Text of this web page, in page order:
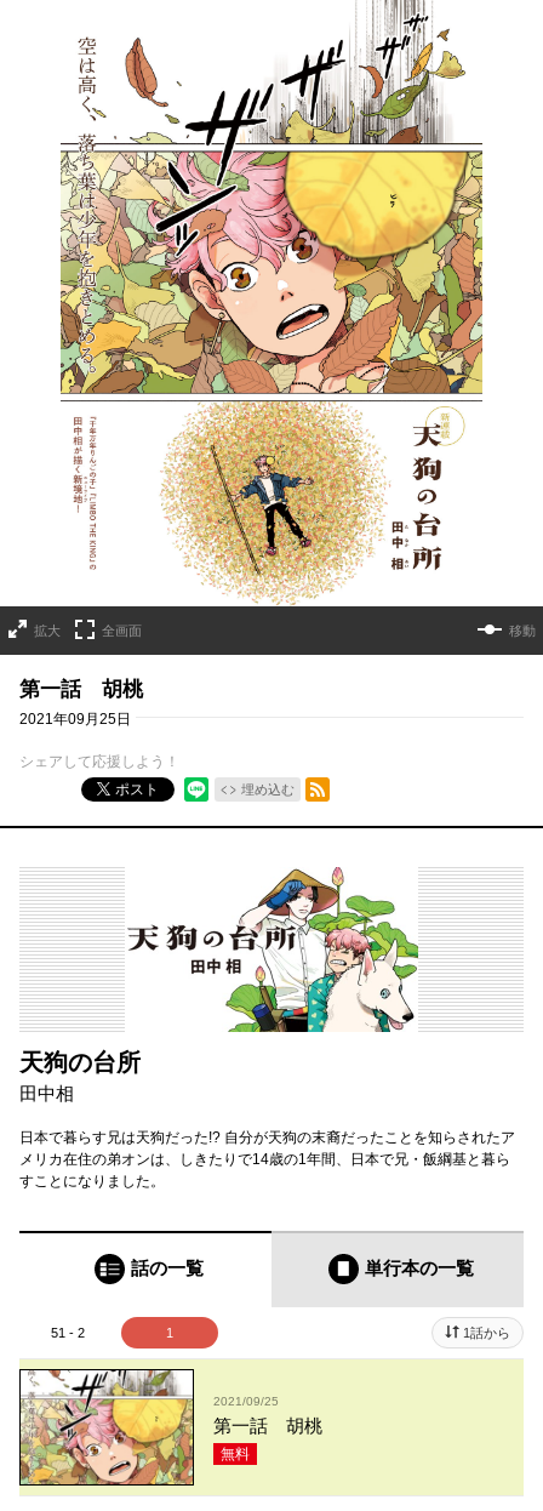
拡大 全画面 移動
第一話 胡桃
2021年09月25日
シェアして応援しよう！
ポスト
埋め込む
RSSフィード
天狗の台所
田中相
日本で暮らす兄は天狗だった!? 自分が天狗の末裔だったことを知らされたア
メリカ在住の弟オンは、しきたりで14歳の1年間、日本で兄・飯綱基と暮ら
すことになりました。
話の一覧 単行本の一覧
51 - 2 1 1話から
2021/09/25
第一話 胡桃
無料